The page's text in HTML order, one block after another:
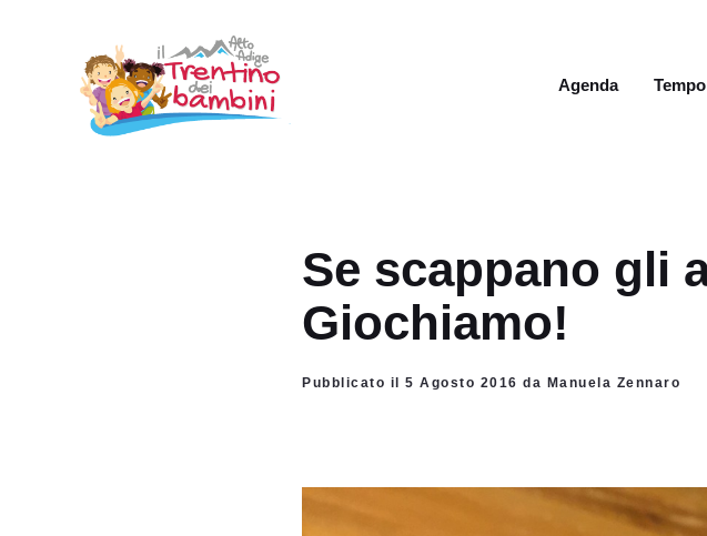
contenuto
Agenda
Se scappano gli
Giochiamo!
Pubblicato il 5 Agosto 2016 da Manuela Zennaro